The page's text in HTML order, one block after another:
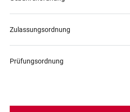
Zulassungsordnung
Prüfungsordnung